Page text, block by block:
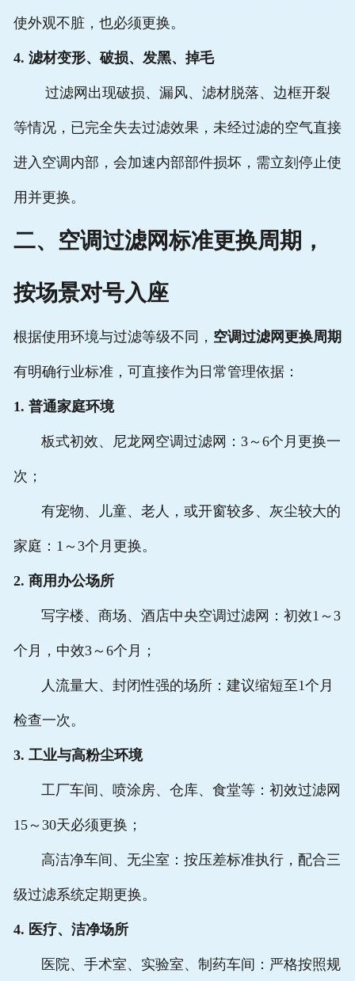
使外观不脏，也必须更换。
4. 滤材变形、破损、发黑、掉毛
过滤网出现破损、漏风、滤材脱落、边框开裂
等情况，已完全失去过滤效果，未经过滤的空气直接
进入空调内部，会加速内部部件损坏，需立刻停止使
用并更换。
二、空调过滤网标准更换周期，
按场景对号入座
根据使用环境与过滤等级不同， 空调过滤网更换周期
有明确行业标准，可直接作为日常管理依据：
1. 普通家庭环境
板式初效、尼龙网空调过滤网：3～6个月更换一
次；
有宠物、儿童、老人，或开窗较多、灰尘较大的
家庭：1～3个月更换。
2. 商用办公场所
写字楼、商场、酒店中央空调过滤网：初效1～3
个月，中效3～6个月；
人流量大、封闭性强的场所：建议缩短至1个月
检查一次。
3. 工业与高粉尘环境
工厂车间、喷涂房、仓库、食堂等：初效过滤网
15～30天必须更换；
高洁净车间、无尘室：按压差标准执行，配合三
级过滤系统定期更换。
4. 医疗、洁净场所
医院、手术室、实验室、制药车间：严格按照规